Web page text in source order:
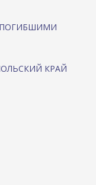
ПОГИБШИМИ
КРАЙ